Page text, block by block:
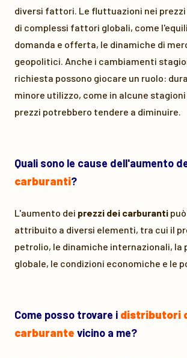
diversi fattori. Le fluttuazioni nei
di complessi fattori globali, come
domanda e offerta, le dinamiche di
geopolitici. Anche i cambiamenti
richiesta possono giocare un ruolo:
minore utilizzo, come in alcune stagioni
prezzi potrebbero tendere a diminuire.
Quali sono le cause dell'aumento
carburanti?
L'aumento dei prezzi dei carburanti
attribuito a diversi elementi, tra cui il
petrolio, le dinamiche internazionali, la
globale, le condizioni economiche e le
Come posso trovare i distributori
carburante vicino a me?